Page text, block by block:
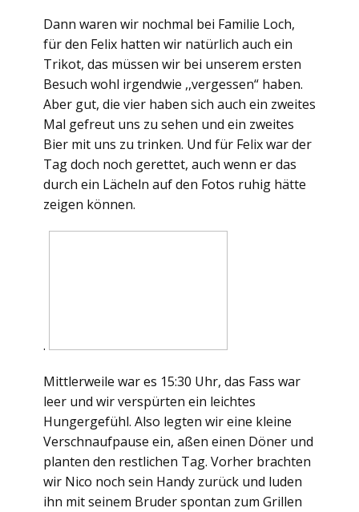
Dann waren wir nochmal bei Familie Loch,
für den Felix hatten wir natürlich auch ein
Trikot, das müssen wir bei unserem ersten
Besuch wohl irgendwie ,,vergessen“ haben.
Aber gut, die vier haben sich auch ein zweites
Mal gefreut uns zu sehen und ein zweites
Bier mit uns zu trinken. Und für Felix war der
Tag doch noch gerettet, auch wenn er das
durch ein Lächeln auf den Fotos ruhig hätte
zeigen können.
.
Mittlerweile war es 15:30 Uhr, das Fass war
leer und wir verspürten ein leichtes
Hungergefühl. Also legten wir eine kleine
Verschnaufpause ein, aßen einen Döner und
planten den restlichen Tag. Vorher brachten
wir Nico noch sein Handy zurück und luden
ihn mit seinem Bruder spontan zum Grillen